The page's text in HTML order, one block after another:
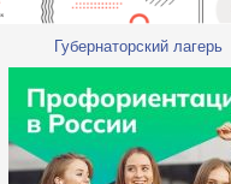
Губернаторский лагерь